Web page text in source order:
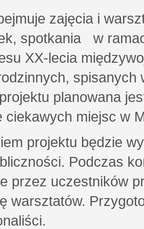
zajęcia i
spotkania w
XX-lecia
planowana
ciekawych miejsc w
projektu będzie
Podczas
przez uczestników
warsztatów.